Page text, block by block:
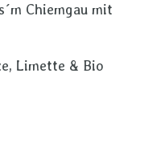
Chiemgau mit
Limette & Bio